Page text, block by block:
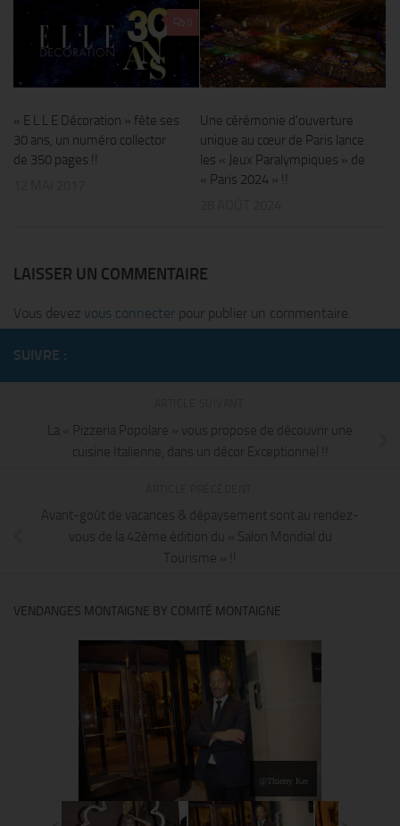
« E L L E Décoration » fête ses
30 ans, un numéro collector
de 350 pages !!
Une cérémonie d’ouverture
unique au cœur de Paris lance
les « Jeux Paralympiques » de
« Paris 2024 » !!
LAISSER UN COMMENTAIRE
Vous devez vous connecter pour publier un commentaire.
SUIVRE :
La « Pizzeria Popolare » vous propose de découvrir une
cuisine Italienne, dans un décor Exceptionnel !!
Avant-goût de vacances & dépaysement sont au rendez-
vous de la 42ème édition du « Salon Mondial du
Tourisme » !!
VENDANGES MONTAIGNE BY COMITÉ MONTAIGNE
@Thierry Ker